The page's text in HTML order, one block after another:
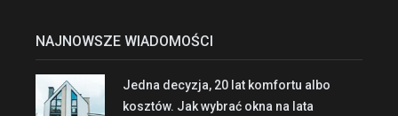
NAJNOWSZE WIADOMOŚCI
Jedna decyzja, 20 lat komfortu albo
kosztów. Jak wybrać okna na lata